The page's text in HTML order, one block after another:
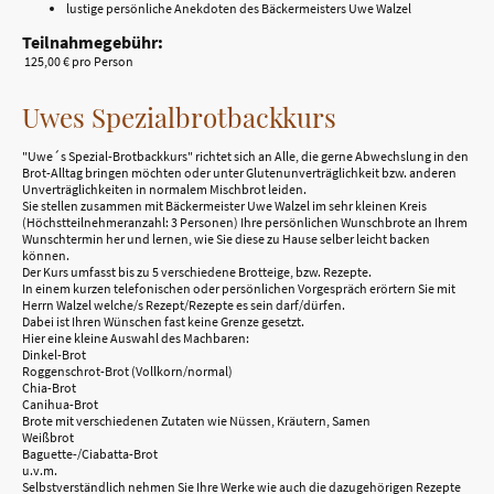
lustige persönliche Anekdoten des Bäckermeisters Uwe Walzel
Teilnahmegebühr:
125,00 € pro Person
Uwes Spezialbrotbackkurs
"Uwe´s Spezial-Brotbackkurs" richtet sich an Alle, die gerne Abwechslung in den
Brot-Alltag bringen möchten oder unter Glutenunverträglichkeit bzw. anderen
Unverträglichkeiten in normalem Mischbrot leiden.
Sie stellen zusammen mit Bäckermeister Uwe Walzel im sehr kleinen Kreis
(Höchstteilnehmeranzahl: 3 Personen) Ihre persönlichen Wunschbrote an Ihrem
Wunschtermin her und lernen, wie Sie diese zu Hause selber leicht backen
können.
Der Kurs umfasst bis zu 5verschiedene Brotteige, bzw. Rezepte.
In einem kurzen telefonischen oder persönlichen Vorgespräch erörtern Sie mit
Herrn Walzel welche/s Rezept/Rezepte es sein darf/dürfen.
Dabei ist Ihren Wünschen fast keine Grenze gesetzt.
Hier eine kleine Auswahl des Machbaren:
Dinkel-Brot
Roggenschrot-Brot (Vollkorn/normal)
Chia-Brot
Canihua-Brot
Brote mit verschiedenen Zutaten wie Nüssen, Kräutern, Samen
Weißbrot
Baguette-/Ciabatta-Brot
u.v.m.
Selbstverständlich nehmen Sie Ihre Werke wie auch die dazugehörigen Rezepte